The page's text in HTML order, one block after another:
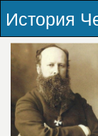
История